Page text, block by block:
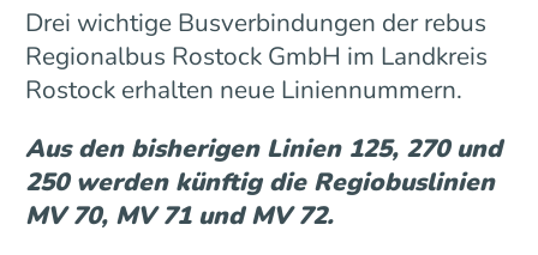
Drei wichtige Busverbindungen der rebus
Regionalbus Rostock GmbH im Landkreis
Rostock erhalten neue Liniennummern.
Aus den bisherigen Linien 125, 270 und
250 werden künftig die Regiobuslinien
MV 70, MV 71 und MV 72.